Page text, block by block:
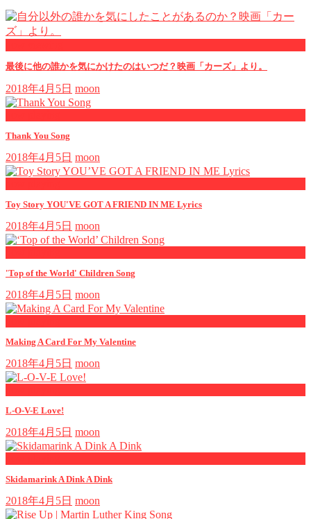
最後に他の誰かを気にかけたのはいつだ？映画「カーズ」より。
2018年4月5日 moon
Thank You Song
2018年4月5日 moon
Toy Story YOU'VE GOT A FRIEND IN ME Lyrics
2018年4月5日 moon
'Top of the World' Children Song
2018年4月5日 moon
Making A Card For My Valentine
2018年4月5日 moon
L-O-V-E Love!
2018年4月5日 moon
Skidamarink A Dink A Dink
2018年4月5日 moon